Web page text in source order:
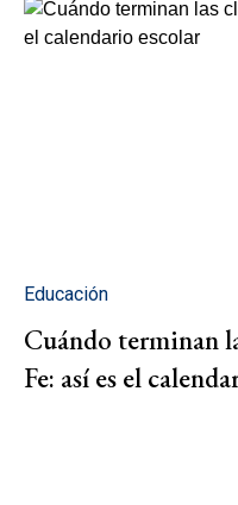
Educación
Cuándo terminan
Fe: así es el